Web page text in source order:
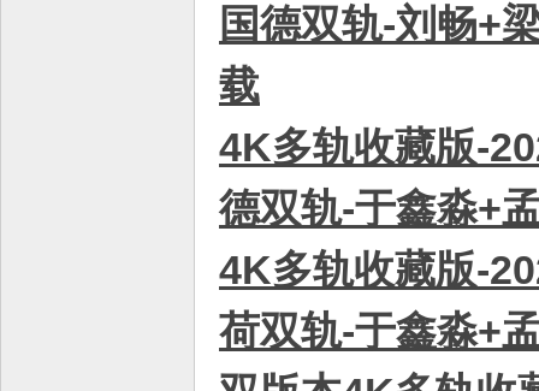
国德双轨-刘畅+
载
4K多轨收藏版-
德双轨-于鑫淼+
4K多轨收藏版-
荷双轨-于鑫淼+